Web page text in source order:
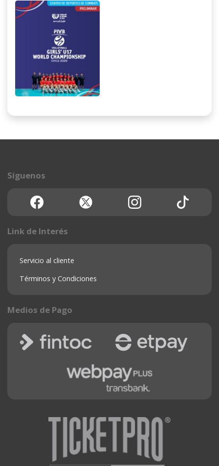
Jueves 06 de Agosto
/ Jornada 1 14:00 -
Síguenos
Link de Interés
Servicio al cliente
Términos y Condiciones
Medios de Pago